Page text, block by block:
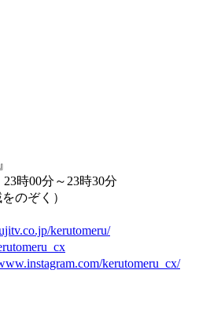
時00分～23時30分
のぞく）
kerutomeru/
kerutomeru_cx/